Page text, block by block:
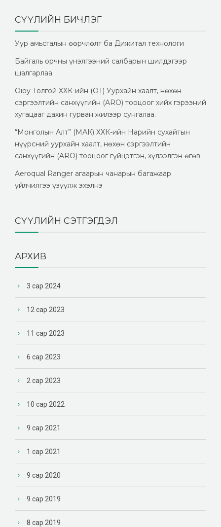
СҮҮЛИЙН БИЧЛЭГ
Уур амьсгалын өөрчлөлт ба Дижитал технологи
Байгаль орчны үнэлгээний салбарын шилдэгээр
шалгарлаа
Оюу Толгой ХХК-ийн (OT) Уурхайн хаалт, нөхөн
сэргээлтийн санхүүгийн (ARO) тооцоог хийх гэрээний
хугацааг дахин гурван жилээр сунгалаа.
“Монголын Алт” (МАК) ХХК-ийн Нарийн сухайтын
нүүрсний уурхайн хаалт, нөхөн сэргээлтийн
санхүүгийн (ARO) тооцоог гүйцэтгэн, хүлээлгэн өгөв
Aeroqual Ranger агаарын чанарын багажаар
үйлчилгээ үзүүлж эхэлнэ
СҮҮЛИЙН СЭТГЭГДЭЛ
АРХИВ
3 сар 2024
12 сар 2023
11 сар 2023
6 сар 2023
2 сар 2023
10 сар 2022
9 сар 2021
1 сар 2021
9 сар 2020
9 сар 2019
8 сар 2019